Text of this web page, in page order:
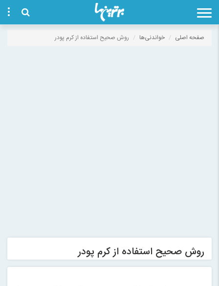
صفحه اصلی خواندنی‌ها روش صحیح استفاده از کرم پودر
روش صحیح استفاده از کرم پودر